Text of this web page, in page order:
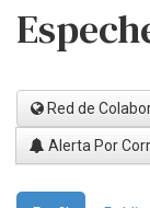
Red de
Alerta Por